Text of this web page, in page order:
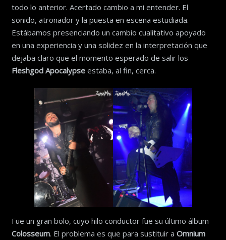
todo lo anterior. Acertado cambio a mi entender. El
sonido, atronador y la puesta en escena estudiada.
Estábamos presenciando un cambio cualitativo apoyado
en una experiencia y una solidez en la interpretación que
dejaba claro que el momento esperado de salir los
Fleshgod Apocalypseestaba, al fin, cerca.
Fue un gran bolo, cuyo hilo conductor fue su último álbum
Colosseum. El problema es que para sustituir a Omnium